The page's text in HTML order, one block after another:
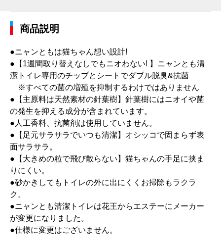
商品説明
●ニャンともは猫ちゃん想い設計!
●【1週間取り替えなしでもニオわない! 】ニャンとも清
潔トイレ専用のチップとシートでダブル脱臭&抗菌
※すべての菌の増殖を抑制するわけではありません
●【主原料は天然素材の針葉樹】針葉樹にはニオイや菌
の発生を抑える成分が含まれています。
●人工香料、抗菌剤は使用していません。
●【足元サラサラでいつも清潔】オシッコで固まらず表
面サラサラ。
●【大きめの粒で飛び散らない】猫ちゃんの手足に挟ま
りにくい。
●砂かきしてもトイレの外に出にくくお掃除もラクラ
ク。
●ニャンとも清潔トイレは花王からエステーにメーカー
が変更になりました。
●仕様に変更はございません。